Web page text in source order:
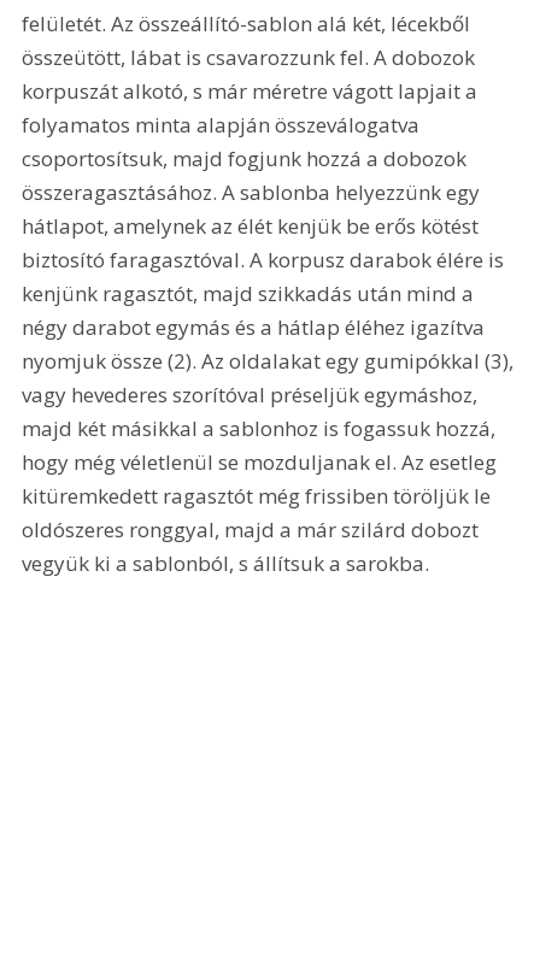
felületét. Az összeállító-sablon alá két, lécekből
összeütött, lábat is csavarozzunk fel. A dobozok
korpuszát alkotó, s már méretre vágott lapjait a
folyamatos minta alapján összeválogatva
csoportosítsuk, majd fogjunk hozzá a dobozok
összeragasztásához. A sablonba helyezzünk egy
hátlapot, amelynek az élét kenjük be erős kötést
biztosító faragasztóval. A korpusz darabok élére is
kenjünk ragasztót, majd szikkadás után mind a
négy darabot egymás és a hátlap éléhez igazítva
nyomjuk össze (2). Az oldalakat egy gumipókkal (3),
vagy hevederes szorítóval préseljük egymáshoz,
majd két másikkal a sablonhoz is fogassuk hozzá,
hogy még véletlenül se mozduljanak el. Az esetleg
kitüremkedett ragasztót még frissiben töröljük le
oldószeres ronggyal, majd a már szilárd dobozt
vegyük ki a sablonból, s állítsuk a sarokba.